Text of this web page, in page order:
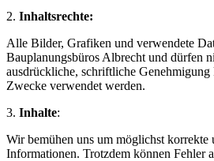
2. Inhaltsrechte:
Alle Bilder, Grafiken und verwendete
Bauplanungsbüros Albrecht und dürfen
ausdrückliche, schriftliche
Zwecke verwendet werden.
3. Inhalte:
Wir bemühen uns um möglichst korrekte
Informationen. Trotzdem können Fehler